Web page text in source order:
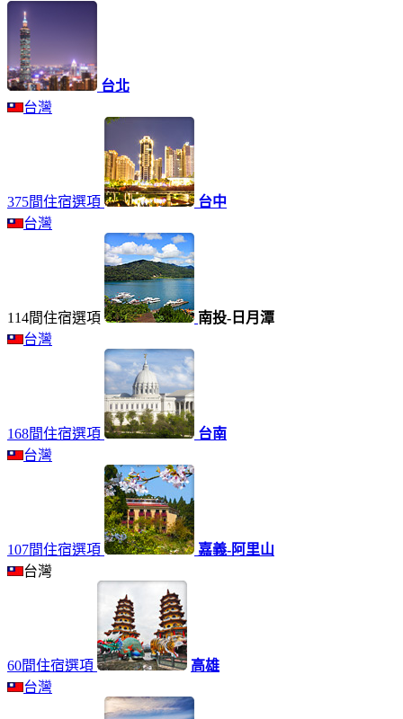
台北
台灣
375間住宿選項
台中
台灣
114間住宿選項
南投-日月潭
台灣
168間住宿選項
台南
台灣
107間住宿選項
嘉義-阿里山
台灣
60間住宿選項
高雄
台灣